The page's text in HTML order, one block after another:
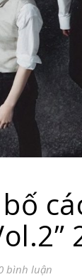
bố
bình luận